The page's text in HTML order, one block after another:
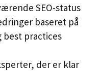
SEO-status
baseret på
best practices
der er klar